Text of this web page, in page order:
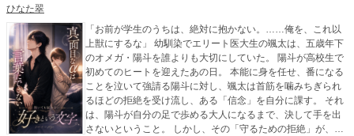
ひなた翠
「お前が学生のうちは、絶対に抱かない。……俺を、これ以
上獣にするな」 幼馴染でエリート医大生の颯太は、五歳年下
のオメガ・陽斗を誰よりも大切にしていた。 陽斗が高校生で
初めてのヒートを迎えたあの日。 本能に身を任せ、番になる
ことを泣いて強請る陽斗に対し、颯太は首筋を噛みちぎられ
るほどの拒絶を受け流し、ある「信念」を自分に課す。 それ
は、陽斗が自分の足で歩める大人になるまで、決して手を出
さないということ。 しかし、その「守るための拒絶」が、二